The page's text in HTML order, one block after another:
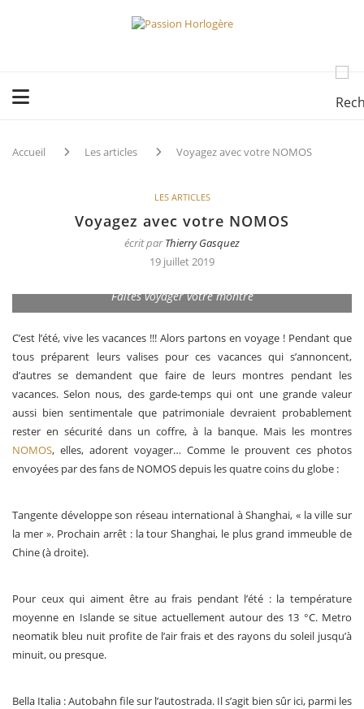
Accueil Les articles Voyagez avec votre NOMOS
LES ARTICLES
Voyagez avec votre NOMOS
écrit parThierry Gasquez
19 juillet 2019
Faites voyager votre montre
C’est l’été, vive les vacances !!! Alors partons en voyage ! Pendant que
tous préparent leurs valises pour ces vacances qui s’annoncent,
d’autres se demandent que faire de leurs montres pendant les
vacances. Selon nous, des garde-temps qui ont une grande valeur
aussi bien sentimentale que patrimoniale devraient probablement
rester en sécurité dans un coffre, à la banque. Mais les montres
NOMOS, elles, adorent voyager… Comme le prouvent ces photos
envoyées par des fans de NOMOS depuis les quatre coins du globe :
Tangente développe son réseau international à Shanghai, « la ville sur
la mer ». Prochain arrêt : la tour Shanghai, le plus grand immeuble de
Chine (à droite).
Pour ceux qui aiment être au frais pendant l’été : la température
moyenne en Islande se situe actuellement autour des 13 °C. Metro
neomatik bleu nuit profite de l’air frais et des rayons du soleil jusqu’à
minuit, ou presque.
Bella Italia : Autobahn file sur l’autostrada. Il s’agit bien sûr ici, parmi les